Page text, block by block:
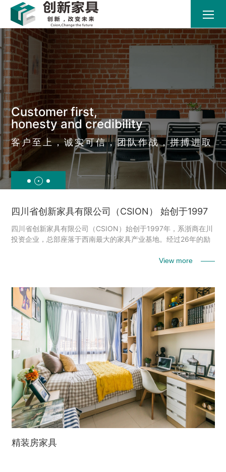
Customer first,
honesty and credibility
客户至上，诚实可信，团队作战，拼搏进取
四川省创新家具有限公司（CSION） 始创于1997
年
四川省创新家具有限公司（CSION）始创于1997年，系浙商在川
投资企业，总部座落于西南最大的家具产业基地。经过26年的励
设计、研发、生产、销售与服务为一体的西南最具规模化的商务
涵盖：板式、实木、钢制品、软体家具等系列产品，拥有10000
平米全新产品展...
View more ——
精装房家具